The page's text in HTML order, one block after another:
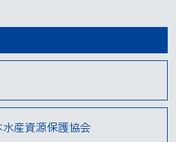
産資源保護協会